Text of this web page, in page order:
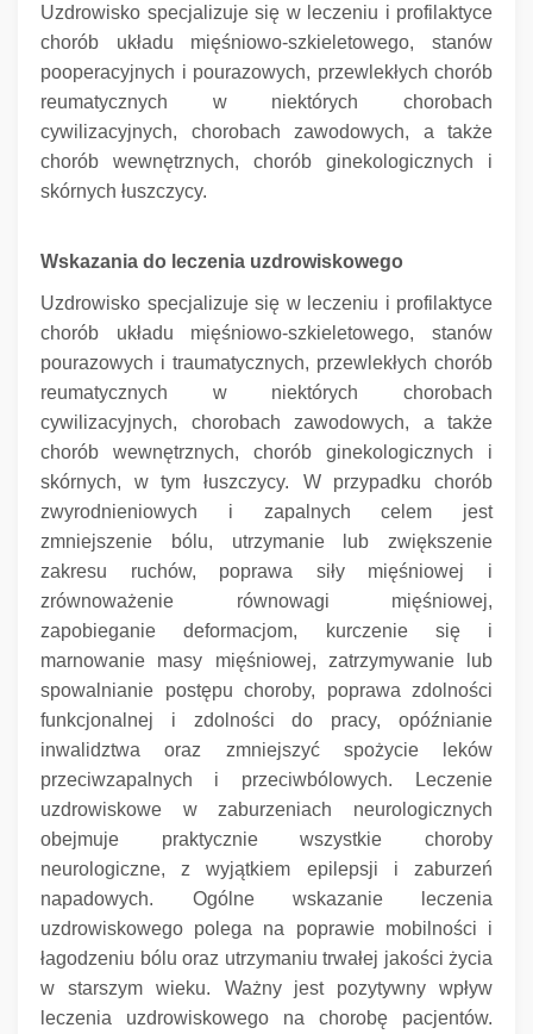
Uzdrowisko specjalizuje się w leczeniu i profilaktyce
chorób układu mięśniowo-szkieletowego, stanów
pooperacyjnych i pourazowych, przewlekłych chorób
reumatycznych w niektórych chorobach
cywilizacyjnych, chorobach zawodowych, a także
chorób wewnętrznych, chorób ginekologicznych i
skórnych łuszczycy.
Wskazania do leczenia uzdrowiskowego
Uzdrowisko specjalizuje się w leczeniu i profilaktyce
chorób układu mięśniowo-szkieletowego, stanów
pourazowych i traumatycznych, przewlekłych chorób
reumatycznych w niektórych chorobach
cywilizacyjnych, chorobach zawodowych, a także
chorób wewnętrznych, chorób ginekologicznych i
skórnych, w tym łuszczycy.
W przypadku chorób
zwyrodnieniowych i zapalnych celem jest
zmniejszenie bólu, utrzymanie lub zwiększenie
zakresu ruchów, poprawa siły mięśniowej i
zrównoważenie równowagi mięśniowej,
zapobieganie deformacjom, kurczenie się i
marnowanie masy mięśniowej, zatrzymywanie lub
spowalnianie postępu choroby, poprawa zdolności
funkcjonalnej i zdolności do pracy, opóźnianie
inwalidztwa oraz zmniejszyć spożycie leków
przeciwzapalnych i przeciwbólowych.
Leczenie
uzdrowiskowe w zaburzeniach neurologicznych
obejmuje praktycznie wszystkie choroby
neurologiczne, z wyjątkiem epilepsji i zaburzeń
napadowych.
Ogólne wskazanie leczenia
uzdrowiskowego polega na poprawie mobilności i
łagodzeniu bólu oraz utrzymaniu trwałej jakości życia
w starszym wieku.
Ważny jest pozytywny wpływ
leczenia uzdrowiskowego na chorobę pacjentów.